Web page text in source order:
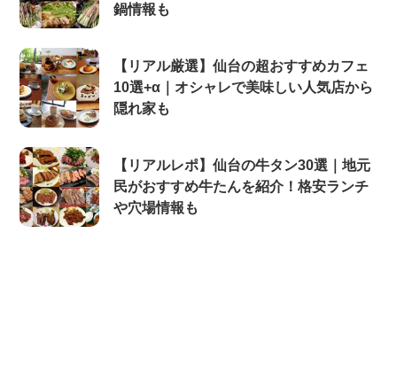
鍋情報も
【リアル厳選】仙台の超おすすめカフェ
10選+α｜オシャレで美味しい人気店から
隠れ家も
【リアルレポ】仙台の牛タン30選｜地元
民がおすすめ牛たんを紹介！格安ランチ
や穴場情報も